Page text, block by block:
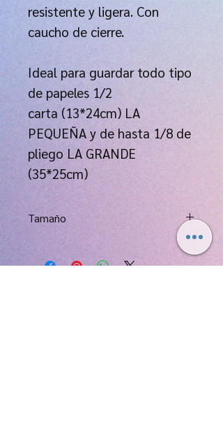
resistente y ligera. Con
caucho de cierre.
Ideal para guardar todo tipo
de papeles 1/2
carta (13*24cm) LA
PEQUEÑA y de hasta 1/8 de
pliego LA GRANDE
(35*25cm)
Tamaño